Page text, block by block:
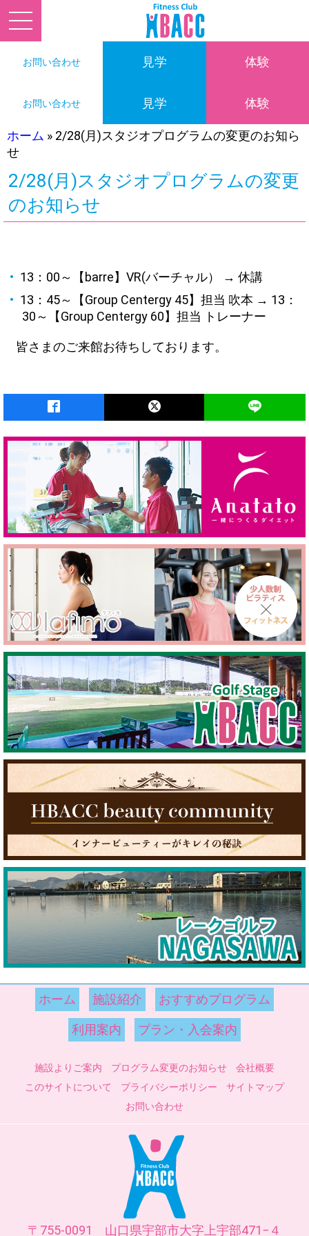
お問い合わせ 見学 体験
お問い合わせ 見学 体験
ホーム » 2/28(月)スタジオプログラムの変更のお知ら
せ
2/28(月)スタジオプログラムの変更
のお知らせ
13：00～【barre】VR(バーチャル） → 休講
13：45～【Group Centergy 45】担当 吹本 → 13：
30～【Group Centergy 60】担当 トレーナー
皆さまのご来館お待ちしております。
ホーム 施設紹介 おすすめプログラム
利用案内 プラン・入会案内
施設よりご案内 プログラム変更のお知らせ
会社概要
このサイトについて
プライバシーポリシー
サイトマップ
お問い合わせ
755-0091 山口県宇部市大字上宇部471−４